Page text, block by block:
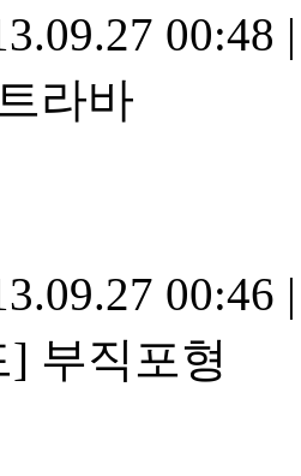
00:48 |
라바
00:46 |
] 부직포형